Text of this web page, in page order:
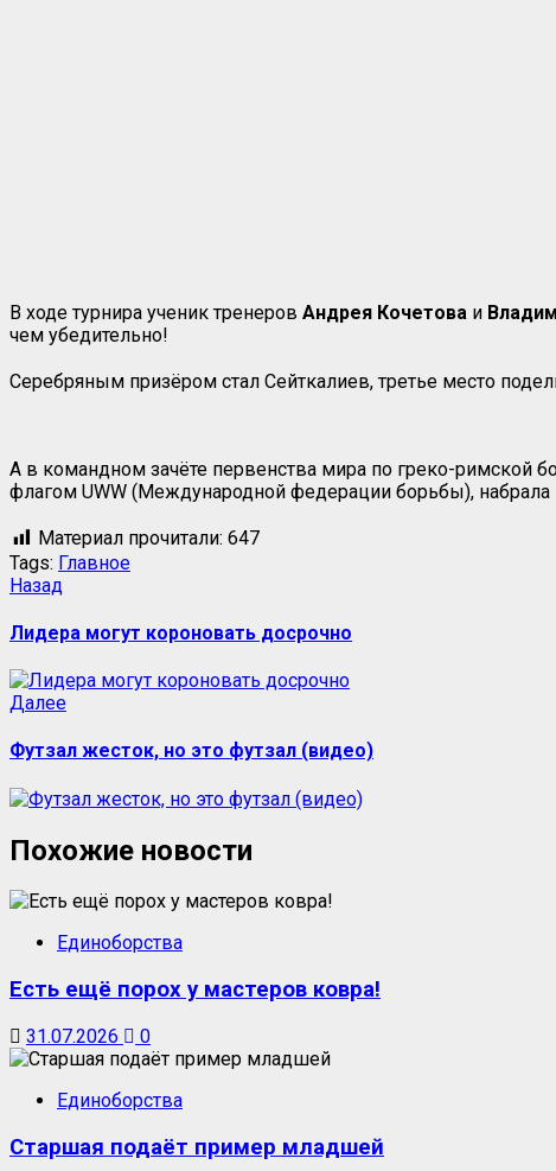
В ходе турнира ученик тренеров Андрея Кочетова и
чем убедительно!
Серебряным призёром стал Сейткалиев, третье место
А в командном зачёте первенства мира по греко-римской
флагом UWW (Международной федерации борьбы),
Материал прочитали: 647
Tags: Главное
Назад
Лидера могут короновать досрочно
Далее
Футзал жесток, но это футзал (видео)
Похожие новости
Единоборства
Есть ещё порох у мастеров ковра!
31.07.2026 0
Единоборства
Старшая подаёт пример младшей